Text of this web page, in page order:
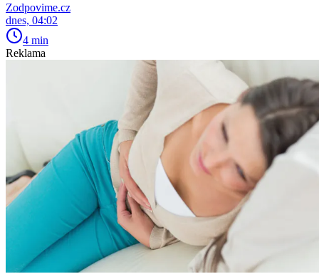
Zodpovime.cz
dnes, 04:02
4 min
Reklama